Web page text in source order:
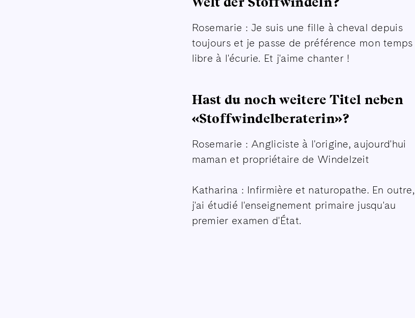
Rosemarie : Je suis une fille à cheval depuis
toujours et je passe de préférence mon temps
libre à l'écurie. Et j'aime chanter !
Hast du noch weitere Titel neben
«Stoffwindelberaterin»?
Rosemarie : Angliciste à l'origine, aujourd'hui
maman et propriétaire de Windelzeit
Katharina : Infirmière et naturopathe. En outre,
j'ai étudié l'enseignement primaire jusqu'au
premier examen d'État.